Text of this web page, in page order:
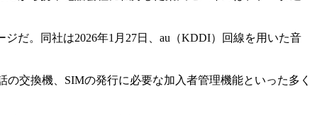
だ。同社は2026年1月27日、au（KDDI）回線を用いた音
交換機、SIMの発行に必要な加入者管理機能といった多く